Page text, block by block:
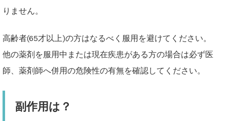
りません。
高齢者(65才以上)の方はなるべく服用を避けてください。
他の薬剤を服用中または現在疾患がある方の場合は必ず医
師、薬剤師へ併用の危険性の有無を確認してください。
副作用は？